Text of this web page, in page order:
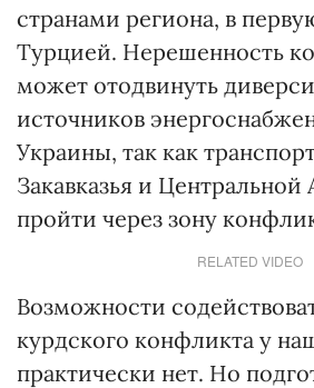
странами региона, в
Турцией. Нерешенность
может отодвинуть
источников
Украины, так как
Закавказья и
пройти через зону
RELATED VIDEO
Возможности
курдского конфликта у
практически нет. Но